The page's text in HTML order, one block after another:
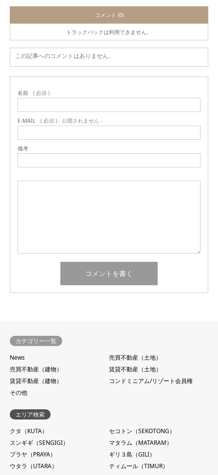
コメント (0)
トラックバックは利用できません。
この記事へのコメントはありません。
名前 ( 必須 )
E-MAIL ( 必須 ) - 公開されません -
備考
カテゴリー一覧
News
売買不動産（土地）
売買不動産（建物）
賃貸不動産（土地）
賃貸不動産（建物）
コンドミニアム/リゾート会員権
その他
エリア検索
クタ（KUTA）
セコトン（SEKOTONG）
スンギギ（SENGIGI）
マタラム（MATARAM）
プラヤ（PRAYA）
ギリ３島（GILI）
ウタラ（UTARA）
ティムール（TIMUR）